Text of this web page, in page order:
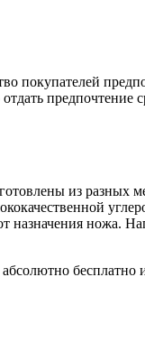
покупателей
предпочтение
из разных
назначения ножа.
бесплатно